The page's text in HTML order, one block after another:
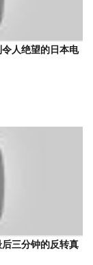
人绝望的日本电
三分钟的反转真